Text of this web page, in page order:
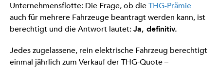
Unternehmensflotte: Die Frage, ob dieTHG-Prämie
auch für mehrere Fahrzeuge beantragt werden kann, ist
berechtigt und die Antwort lautet:Ja, definitiv.
Jedes zugelassene, rein elektrische Fahrzeug berechtigt
einmal jährlich zum Verkauf der THG-Quote –